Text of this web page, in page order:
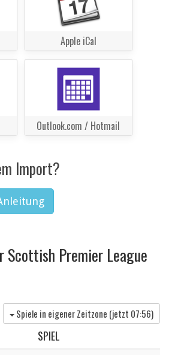
Apple iCal
Outlook.com / Hotmail
Import?
Scottish Premier League
Spiele in eigener Zeitzone (jetzt 07:56)
SPIEL